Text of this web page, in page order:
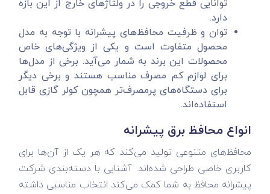
توانایی قطع خروجی را در ولتاژهای خارج از این بازه
دارد.
توان و ظرفیت محافظ‌های پیشرانه با توجه به مدل
محصول متفاوت است و یکی از ویژگی‌های خاص
محصولات این برند به شمار می‌آید. برخی از مدل‌ها
برای لوازم کم مصرف مناسب هستند و برخی دیگر
برای دستگاه‌های پرمصرف‌تر همچون کولر گازی قابل
استفاده‌اند.
انواع محافظ برق پیشرانه
محافظ‌های متنوعی تولید می‌کند که هر یک از آن‌ها برای
کاربری خاصی طراحی شده‌اند. آشنایی با دسته‌بندی شرکت
پیشرانه محافظ به شما کمک می‌کند انتخاب مناسبی داشته